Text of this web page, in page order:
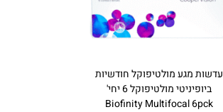
עדשות מגע מולטיפוקל חודשיות
ביופיניטי מולטיפוקל 6 יחי'
Biofinity Multifocal 6pck